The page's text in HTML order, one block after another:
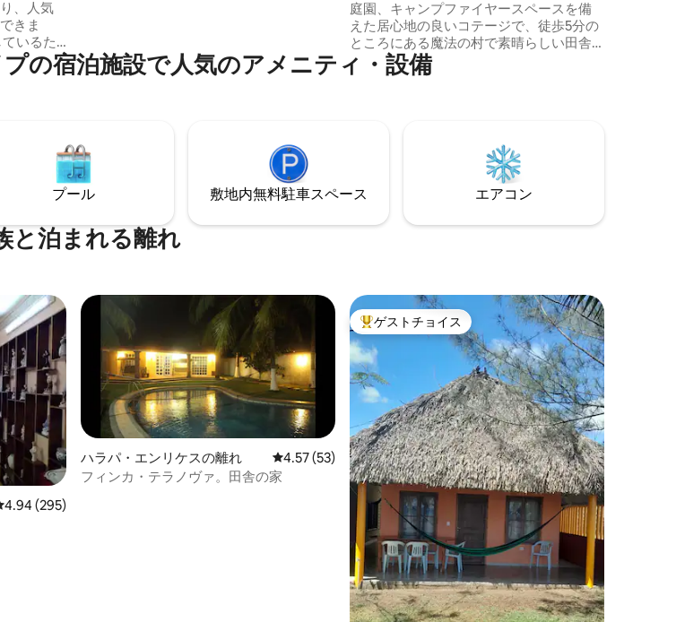
、人気
きま
、家庭
庭園、キャンプファイヤースペースを備
えた居心地の良いコテージで、徒歩5分の
ところにある魔法の村で素晴らしい田舎
体験をすることができます。 10 km足らず
の距離には、バサルティック・プリス
の宿泊施設で人気のアメニティ・設備
プール 敷地内無料駐⁠車ス⁠ペ⁠ー⁠ス エアコン
と泊まれる離れ
ビュー295件、5つ星中4.94つ星の平均評価
4.94 (295)
ハラパ・エンリケスの離れ レビュー53件、5つ星中4.57つ星の平均評価
4.57 (53)
フィンカ・テラノヴァ。田舎の家
大好評のゲストチョイスです。
ゲストチョイス